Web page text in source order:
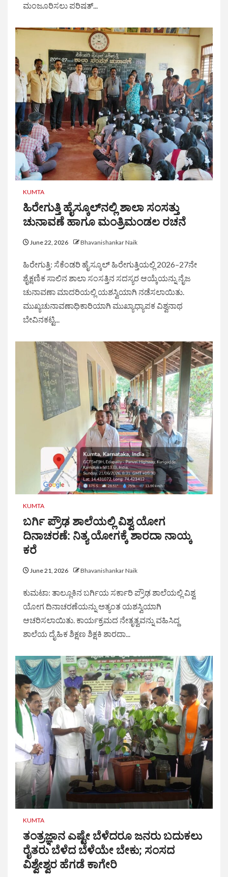
ಮಂಜೂರಿಸಲು ಪರಿಷತ್...
KUMTA
ಹಿರೇಗುತ್ತಿ ಹೈಸ್ಕೂಲ್‌ನಲ್ಲಿ ಶಾಲಾ ಸಂಸತ್ತು
ಚುನಾವಣೆ ಹಾಗೂ ಮಂತ್ರಿಮಂಡಲ ರಚನೆ
June 22, 2026 Bhavanishankar Naik
ಹಿರೇಗುತ್ತಿ: ಸೆಕೆಂಡರಿ ಹೈಸ್ಕೂಲ್ ಹಿರೇಗುತ್ತಿಯಲ್ಲಿ 2026–27ನೇ
ಶೈಕ್ಷಣಿಕ ಸಾಲಿನ ಶಾಲಾ ಸಂಸತ್ತಿನ ಸದಸ್ಯರ ಆಯ್ಕೆಯನ್ನು ನೈಜ
ಚುನಾವಣಾ ಮಾದರಿಯಲ್ಲಿ ಯಶಸ್ವಿಯಾಗಿ ನಡೆಸಲಾಯಿತು.
ಮುಖ್ಯಚುನಾವಣಾಧಿಕಾರಿಯಾಗಿ ಮುಖ್ಯಾಧ್ಯಾಪಕ ವಿಶ್ವನಾಥ
ಬೇವಿನಕಟ್ಟಿ...
KUMTA
ಬರ್ಗಿ ಪ್ರೌಢ ಶಾಲೆಯಲ್ಲಿ ವಿಶ್ವ ಯೋಗ
ದಿನಾಚರಣೆ: ನಿತ್ಯ ಯೋಗಕ್ಕೆ ಶಾರದಾ ನಾಯ್ಕ
ಕರೆ
June 21, 2026 Bhavanishankar Naik
ಕುಮಟಾ: ತಾಲ್ಲೂಕಿನ ಬರ್ಗಿಯ ಸರ್ಕಾರಿ ಪ್ರೌಢ ಶಾಲೆಯಲ್ಲಿ ವಿಶ್ವ
ಯೋಗ ದಿನಾಚರಣೆಯನ್ನು ಅತ್ಯಂತ ಯಶಸ್ವಿಯಾಗಿ
ಆಚರಿಸಲಾಯಿತು. ಕಾರ್ಯಕ್ರಮದ ನೇತೃತ್ವವನ್ನು ವಹಿಸಿದ್ದ
ಶಾಲೆಯ ದೈಹಿಕ ಶಿಕ್ಷಣ ಶಿಕ್ಷಕಿ ಶಾರದಾ...
KUMTA
ತಂತ್ರಜ್ಞಾನ ಎಷ್ಟೇ ಬೆಳೆದರೂ ಜನರು ಬದುಕಲು
ರೈತರು ಬೆಳೆದ ಬೆಳೆಯೇ ಬೇಕು; ಸಂಸದ
ವಿಶ್ವೇಶ್ವರ ಹೆಗಡೆ ಕಾಗೇರಿ